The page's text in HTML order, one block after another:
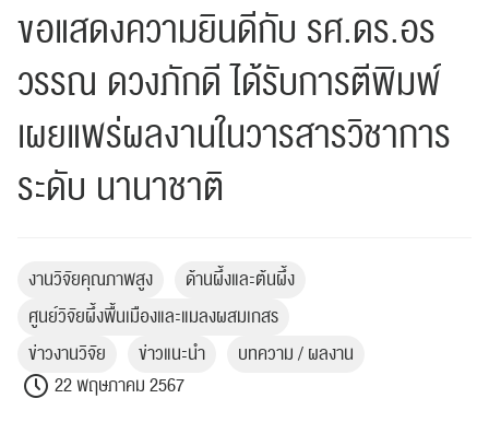
ขอแสดงความยินดีกับ รศ.ดร.อร
วรรณ ดวงภักดี ได้รับการตีพิมพ์
เผยแพร่ผลงานในวารสารวิชาการ
ระดับ นานาชาติ
งานวิจัยคุณภาพสูง
ด้านผึ้งและต้นผึ้ง
ศูนย์วิจัยผึ้งพื้นเมืองและแมลงผสมเกสร
ข่าวงานวิจัย
ข่าวแนะนำ
บทความ / ผลงาน
22 พฤษภาคม 2567